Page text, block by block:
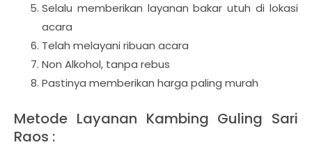
Selalu memberikan layanan bakar utuh di lokasi
acara
Telah melayani ribuan acara
Non Alkohol, tanpa rebus
Pastinya memberikan harga paling murah
Metode Layanan Kambing Guling Sari
Raos :